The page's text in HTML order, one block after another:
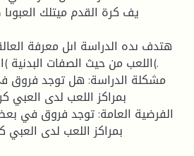
يف كرة القدم ميتلك
اللعب من حيث الصفات البدنية
بمراكز اللعب لدى
بمراكز اللعب لدى